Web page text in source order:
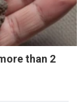
than 2